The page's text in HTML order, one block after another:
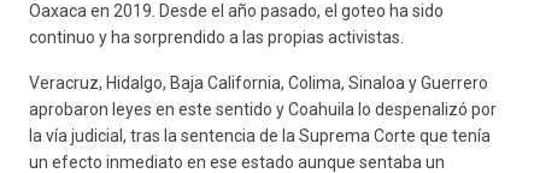
Oaxaca en 2019. Desde el año pasado, el goteo ha sido
continuo y ha sorprendido a las propias activistas.
Veracruz, Hidalgo, Baja California, Colima, Sinaloa y Guerrero
aprobaron leyes en este sentido y Coahuila lo despenalizó por
la vía judicial, tras la sentencia de la Suprema Corte que tenía
un efecto inmediato en ese estado aunque sentaba un